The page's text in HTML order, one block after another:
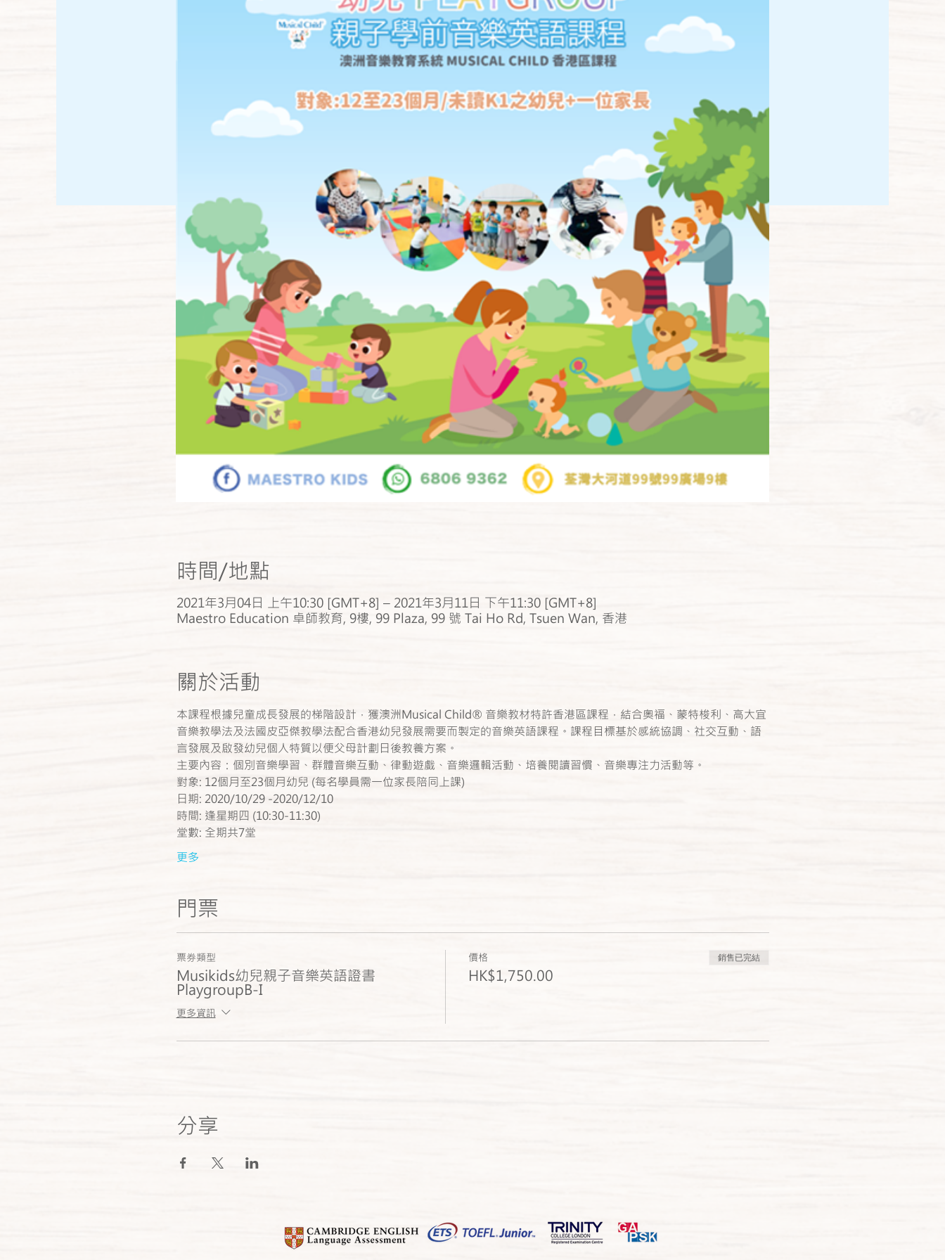
時間/地點
2021年3月04日 上午10:30 [GMT+8] – 2021年3月11日 下午11:30 [GMT+8]
Maestro Education 卓師教育, 9樓, 99 Plaza, 99 號 Tai Ho Rd, Tsuen Wan, 香港
關於活動
​本課程根據兒童成長發展的梯階設計，獲澳洲Musical Child® 音樂教材特許香港區課程，結合奧福、蒙特梭利、高大宜
音樂教學法及法國皮亞傑教學法配合香港幼兒發展需要而製定的音樂英語課程。課程目標基於感統協調、社交互動、語
言發展及啟發幼兒個人特質以便父母計劃日後教養方案。
主要內容：個別音樂學習、群體音樂互動、律動遊戲、音樂邏輯活動、培養閱讀習慣、音樂專注力活動等。
對象: 12個月至23個月幼兒 (每名學員需一位家長陪同上課)
日期: 2020/10/29 -2020/12/10
時間: 逢星期四 (10:30-11:30)
堂數: 全期共7堂
更多
門票
票券類型
Musikids幼兒親子音樂英語證書
PlaygroupB-I
更多資訊
價格
HK$1,750.00
銷售已完結
分享